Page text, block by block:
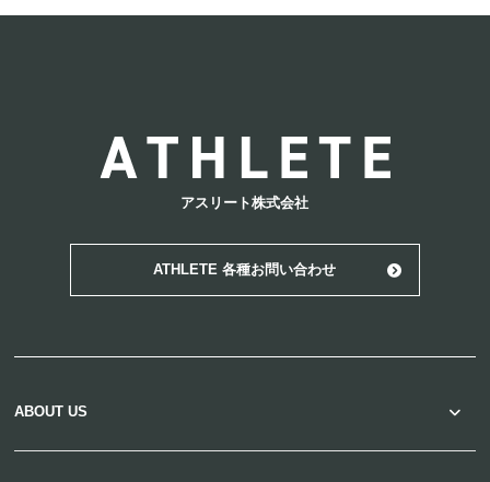
ATHLETE
アスリート株式会社
ATHLETE 各種お問い合わせ
ABOUT US